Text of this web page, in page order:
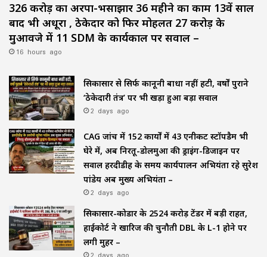
326 करोड़ का अरपा-भैंसाझार 36 महीने का काम 13वें साल
बाद भी अधूरा , ठेकेदार को फिर मोहलत ₹27 करोड़ के
मुआवजे में 11 SDM के कार्यकाल पर सवाल –
16 hours ago
सिकासार से सिर्फ कानूनी बाधा नहीं हटी, वर्षों पुराने
‘ठेकेदारी तंत्र’ पर भी खड़ा हुआ बड़ा सवाल
2 days ago
CAG जांच में 152 कार्यों में 43 एनीकट स्टॉपडैम भी
घेरे में, अब निरतू-डोलमुआ की ड्राइंग-डिजाइन पर
सवाल हरदीडीह के समय कार्यपालन अभियंता रहे सुरेश
पांडेय अब मुख्य अभियंता –
2 days ago
सिकासार-कोडार के ₹2524 करोड़ टेंडर में बड़ी राहत,
हाईकोर्ट ने खारिज की चुनौती DBL के L-1 होने पर
लगी मुहर –